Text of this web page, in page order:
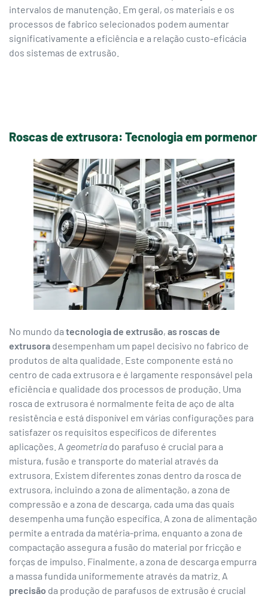
intervalos de manutenção. Em geral, os materiais e os
processos de fabrico selecionados podem aumentar
significativamente a eficiência e a relação custo-eficácia
dos sistemas de extrusão.
Roscas de extrusora: Tecnologia em pormenor
No mundo da tecnologia de extrusão, as roscas de
extrusora desempenham um papel decisivo no fabrico de
produtos de alta qualidade. Este componente está no
centro de cada extrusora e é largamente responsável pela
eficiência e qualidade dos processos de produção. Uma
rosca de extrusora é normalmente feita de aço de alta
resistência e está disponível em várias configurações para
satisfazer os requisitos específicos de diferentes
aplicações. A geometria do parafuso é crucial para a
mistura, fusão e transporte do material através da
extrusora. Existem diferentes zonas dentro da rosca de
extrusora, incluindo a zona de alimentação, a zona de
compressão e a zona de descarga, cada uma das quais
desempenha uma função específica. A zona de alimentação
permite a entrada da matéria-prima, enquanto a zona de
compactação assegura a fusão do material por fricção e
forças de impulso. Finalmente, a zona de descarga empurra
a massa fundida uniformemente através da matriz. A
precisão da produção de parafusos de extrusão é crucial